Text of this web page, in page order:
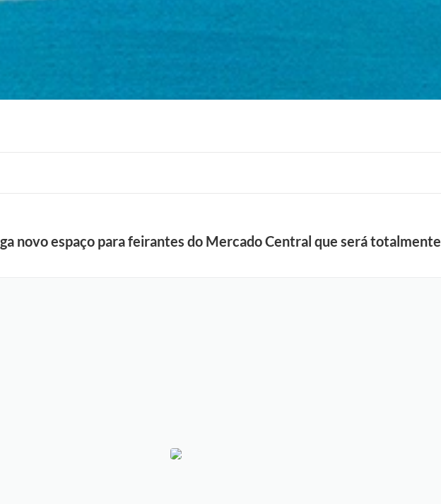
novo espaço para feirantes do Mercado Central que será totalmente